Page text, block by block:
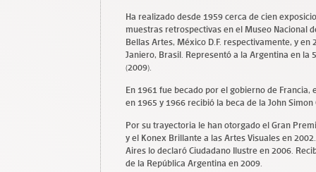
Ha realizado desde 1959 cerca de cien
muestras retrospectivas en el Museo Nacional
Bellas Artes, México D.F. respectivamente, y
Janiero, Brasil. Representó a la Argentina en la
(2009).
En 1961 fue becado por el gobierno de Francia,
en 1965 y 1966 recibió la beca de la John
Por su trayectoria le han otorgado el Gran
y el Konex Brillante a las Artes Visuales en
Aires lo declaró Ciudadano Ilustre en 2006.
de la República Argentina en 2009.